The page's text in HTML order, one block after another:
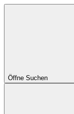
Öffne Suchen